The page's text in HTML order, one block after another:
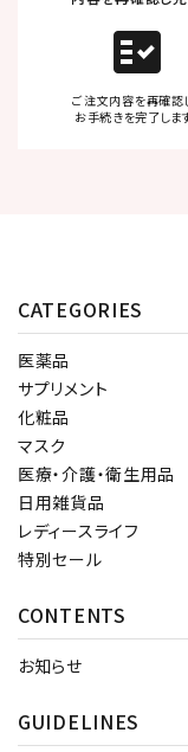
fact_check
ご注文内容を再確認
お手続きを完了しま
CATEGORIES
医薬品
サプリメント
化粧品
マスク
医療・介護・衛生用品
日用雑貨品
レディースライフ
特別セール
CONTENTS
お知らせ
GUIDELINES